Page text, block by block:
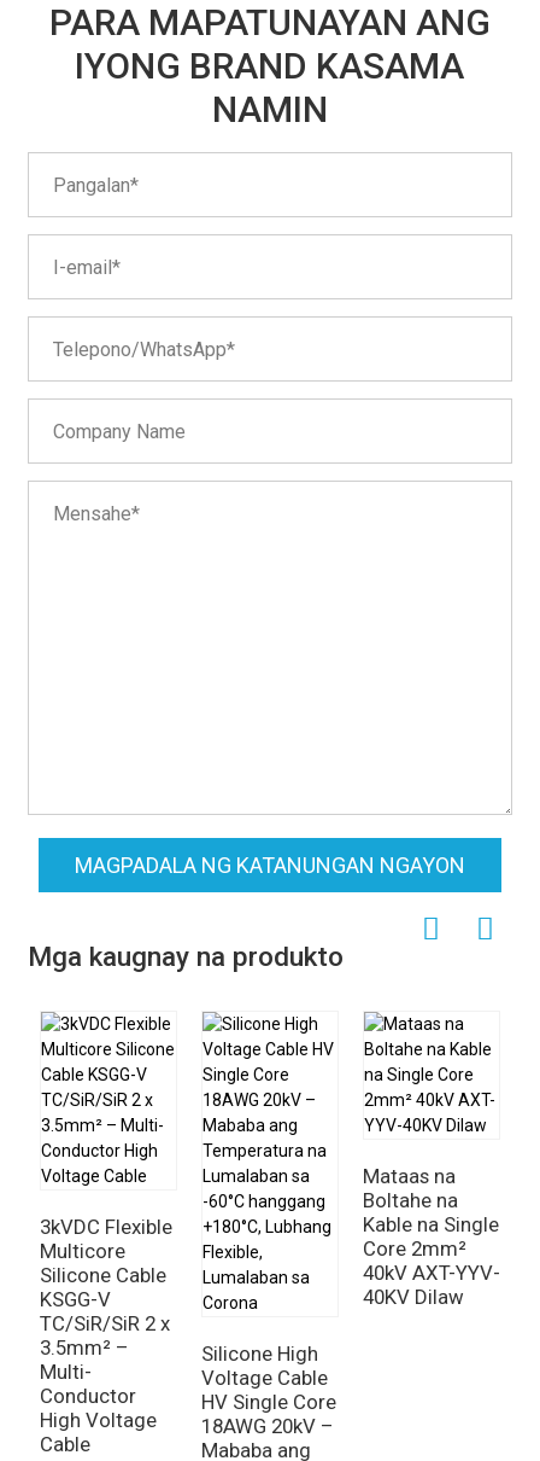
PARA MAPATUNAYAN ANG
IYONG BRAND KASAMA
NAMIN
MAGPADALA NG KATANUNGAN NGAYON
Mga kaugnay na produkto
3kVDC Flexible
Multicore
Silicone Cable
KSGG-V
TC/SiR/SiR 2 x
3.5mm² –
Multi-
Conductor
High Voltage
Cable
Silicone High
Voltage Cable
HV Single Core
18AWG 20kV –
Mababa ang
Mataas na
Boltahe na
Kable na Single
Core 2mm²
40kV AXT-YYV-
40KV Dilaw